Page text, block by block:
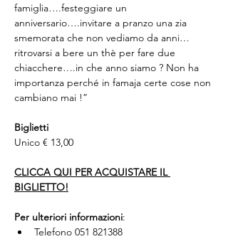
famiglia….festeggiare un
anniversario….invitare a pranzo una zia
smemorata che non vediamo da anni…
ritrovarsi a bere un thè per fare due
chiacchere….in che anno siamo ? Non ha
importanza perché in famaja certe cose non
cambiano mai !”
Biglietti
Unico € 13,00
CLICCA QUI PER ACQUISTARE IL
BIGLIETTO!
Per ulteriori informazioni:
Telefono 051 821388